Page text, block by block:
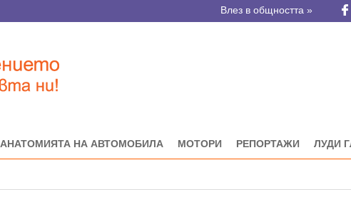
Влез в общността »
АНАТОМИЯТА НА АВТОМОБИЛА МОТОРИ РЕПОРТАЖИ ЛУДИ